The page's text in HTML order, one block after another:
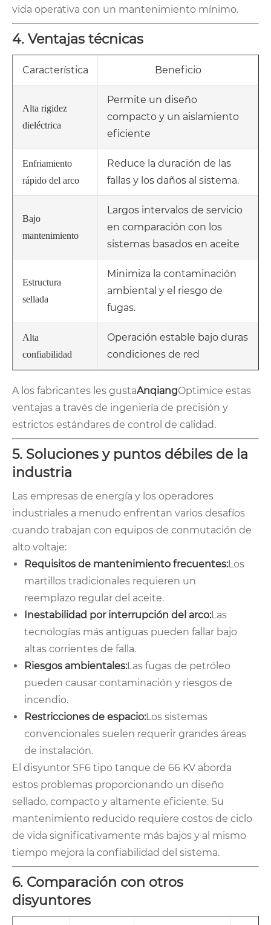
vida operativa con un mantenimiento mínimo.
4. Ventajas técnicas
Característica Beneficio
Alta rigidez
dieléctrica
Permite un diseño
compacto y un aislamiento
eficiente
Enfriamiento
rápido del arco
Reduce la duración de las
fallas y los daños al sistema.
Bajo
mantenimiento
Largos intervalos de servicio
en comparación con los
sistemas basados ​​en aceite
Estructura
sellada
Minimiza la contaminación
ambiental y el riesgo de
fugas.
Alta
confiabilidad
Operación estable bajo duras
condiciones de red
A los fabricantes les gustaAnqiangOptimice estas
ventajas a través de ingeniería de precisión y
estrictos estándares de control de calidad.
5. Soluciones y puntos débiles de la
industria
Las empresas de energía y los operadores
industriales a menudo enfrentan varios desafíos
cuando trabajan con equipos de conmutación de
alto voltaje:
Requisitos de mantenimiento frecuentes:Los
martillos tradicionales requieren un
reemplazo regular del aceite.
Inestabilidad por interrupción del arco:Las
tecnologías más antiguas pueden fallar bajo
altas corrientes de falla.
Riesgos ambientales:Las fugas de petróleo
pueden causar contaminación y riesgos de
incendio.
Restricciones de espacio:Los sistemas
convencionales suelen requerir grandes áreas
de instalación.
El disyuntor SF6 tipo tanque de 66 KV aborda
estos problemas proporcionando un diseño
sellado, compacto y altamente eficiente. Su
mantenimiento reducido requiere costos de ciclo
de vida significativamente más bajos y al mismo
tiempo mejora la confiabilidad del sistema.
6. Comparación con otros
disyuntores